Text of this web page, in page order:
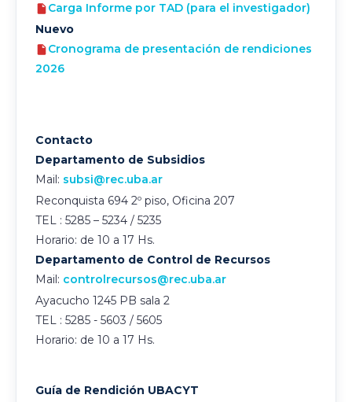
Carga Informe por TAD (para el investigador)
Nuevo
Cronograma de presentación de rendiciones
2026
Contacto
Departamento de Subsidios
Mail: subsi@rec.uba.ar
Reconquista 694 2º piso, Oficina 207
TEL : 5285 – 5234 / 5235
Horario: de 10 a 17 Hs.
Departamento de Control de Recursos
Mail: controlrecursos@rec.uba.ar
Ayacucho 1245 PB sala 2
TEL : 5285 - 5603 / 5605
Horario: de 10 a 17 Hs.
Guía de Rendición UBACYT